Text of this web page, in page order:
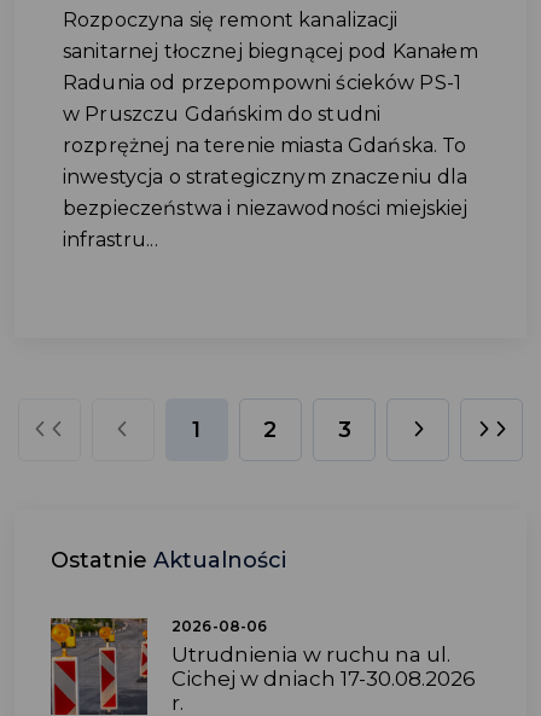
Rozpoczyna się remont kanalizacji
sanitarnej tłocznej biegnącej pod Kanałem
Radunia od przepompowni ścieków PS-1
w Pruszczu Gdańskim do studni
rozprężnej na terenie miasta Gdańska. To
inwestycja o strategicznym znaczeniu dla
bezpieczeństwa i niezawodności miejskiej
infrastru...
1 2 3
Ostatnie Aktualności
2026-08-06
Utrudnienia w ruchu na ul.
Cichej w dniach 17-30.08.2026
r.